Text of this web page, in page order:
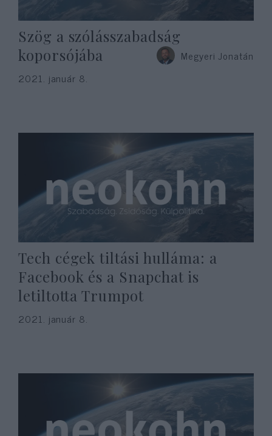
Szög a szólásszabadság
koporsójába
Megyeri Jonatán
2021. január 8.
Tech cégek tiltási hulláma: a
Facebook és a Snapchat is
letiltotta Trumpot
2021. január 8.